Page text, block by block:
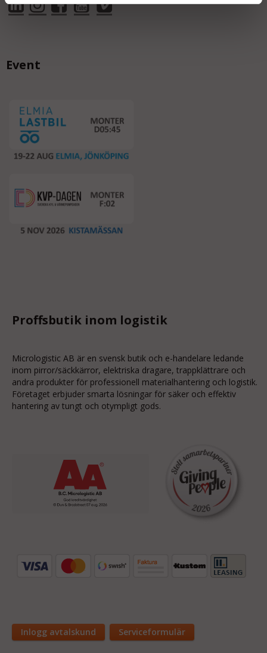
Event
Proffsbutik inom logistik
Micrologistic AB är en svensk butik och e-handelare ledande
inom pirror/säckkärror, elektriska dragare, trappklättrare och
andra produkter för professionell materialhantering och logistik.
Företaget erbjuder smarta lösningar för säker och effektiv
hantering av tungt och otympligt gods.
Inlogg avtalskund Serviceformulär